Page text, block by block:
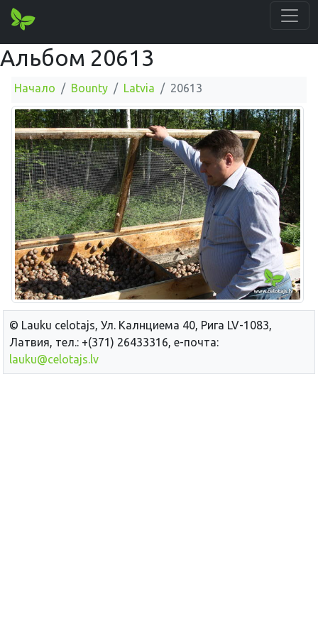
Альбом 20613
Начало Bounty Latvia 20613
© Lauku сelotajs, Ул. Калнциема 40, Рига LV-1083,
Латвия, тел.: +(371) 26433316, е-почта:
lauku@celotajs.lv